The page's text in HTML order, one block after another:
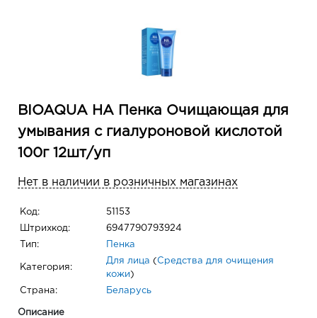
BIOAQUA HA Пенка Очищающая для
умывания с гиалуроновой кислотой
100г 12шт/уп
Нет в наличии в розничных магазинах
Код: 51153
Штрихкод: 6947790793924
Тип: Пенка
Категория:
Для лица ( Средства для очищения
кожи )
Страна: Беларусь
Описание